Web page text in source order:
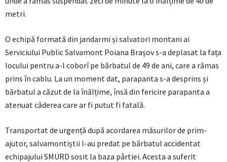
metri.
O echipă formată din jandarmi și salvatori montani ai
Serviciului Public Salvamont Poiana Brașov s-a deplasat la fața
locului pentru a-l coborî pe bărbatul de 49 de ani, care a rămas
prins în cablu. La un moment dat, parapanta s-a desprins și
bărbatul a căzut de la înălțime, însă din fericire parapanta a
atenuat căderea care ar fi putut fi fatală.
Transportat de urgență după acordarea măsurilor de prim-
ajutor, salvamontiștii l-au predat pe bărbatul accidentat
echipajului SMURD sosit la baza pârtiei. Acesta a suferit